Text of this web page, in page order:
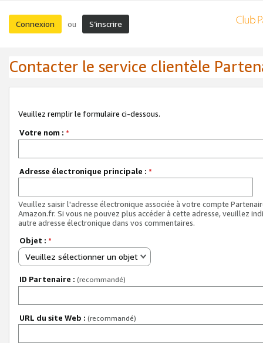
Connexion ou S’inscrire
Contacter le service clientèle
Veuillez remplir le formulaire ci-dessous.
Votre nom : *
Adresse électronique principale : *
Veuillez saisir l'adresse électronique associée à votre compte
Amazon.fr. Si vous ne pouvez plus accéder à cette adresse, veuillez
autre adresse électronique dans vos commentaires.
Objet : *
Veuillez sélectionner un objet
ID Partenaire : (recommandé)
URL du site Web : (recommandé)